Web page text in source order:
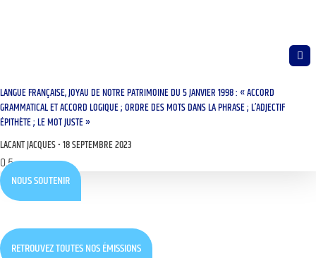
LANGUE FRANÇAISE, JOYAU DE NOTRE PATRIMOINE DU 5 JANVIER 1998 : « ACCORD
GRAMMATICAL ET ACCORD LOGIQUE ; ORDRE DES MOTS DANS LA PHRASE ; L’ADJECTIF
ÉPITHÈTE ; LE MOT JUSTE »
LACANT JACQUES 18 SEPTEMBRE 2023
NOUS SOUTENIR
RETROUVEZ TOUTES NOS ÉMISSIONS